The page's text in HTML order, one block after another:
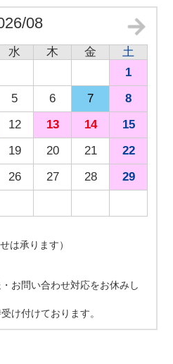
08
水 木 金
土
1
5 6 7
8
12 13 14
15
19 20 21
22
26 27 28
29
は承ります）
お問い合わせ対応をお休みし
け付けております。